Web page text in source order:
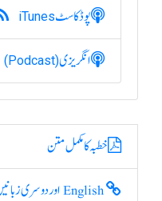
پوڈکاسٹiTunes
انگریزی(Podcast)
خطبہ کا مکمل متن